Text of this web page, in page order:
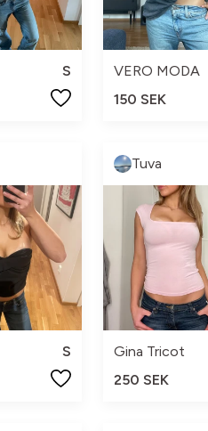
S
VERO MODA
150 SEK
S
Tuva
Gina Tricot
250 SEK